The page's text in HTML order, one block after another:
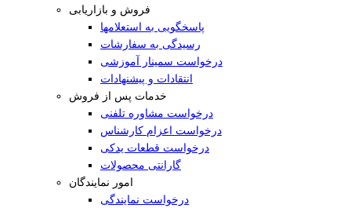
فروش و بازاریابی
پاسخگویی به استعلامها
رسیدگی به سفارشات
درخواست سمینار آموزشی
انتقادات و پیشنهادات
خدمات پس از فروش
درخواست مشاوره تلفنی
درخواست اعزام کارشناس
درخواست قطعات یدکی
گارانتی محصولات
امور نمایندگان
درخواست نمایندگی